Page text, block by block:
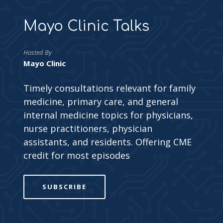
Mayo Clinic Talks
Hosted By
Mayo Clinic
Timely consultations relevant for family
medicine, primary care, and general
internal medicine topics for physicians,
nurse practitioners, physician
assistants, and residents. Offering CME
credit for most episodes
SUBSCRIBE